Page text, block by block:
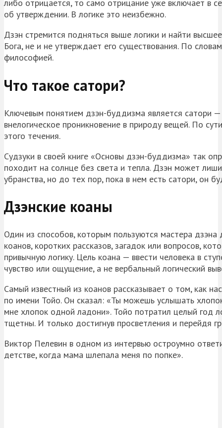
либо отрицается, то само отрицание уже включает в
об утверждении. В логике это неизбежно.
Дзэн стремится подняться выше логики и найти
Бога, не и не утверждает его существования. По
философией.
Что такое сатори?
Ключевым понятием дзэн-буддизма является сатори
внелогическое проникновение в природу вещей. По
этого течения.
Судзуки в своей книге «Основы дзэн-буддизма» так
походит на солнце без света и тепла. Дзэн может
убранства, но до тех пор, пока в нем есть сатори, он
Дзэнские коаны
Один из способов, которым пользуются мастера
коанов, коротких рассказов, загадок или вопросов,
привычную логику. Цель коана — ввести человека в
чувство или ощущение, а не вербальный логический
Самый известный из коанов рассказывает о том, как
по имени Тойо. Он сказал: «Ты можешь услышать
мне хлопок одной ладони». Тойо потратил целый год
тщетны. И только достигнув просветления и перейдя
Виктор Пелевин в одном из интервью остроумно
детстве, когда мама шлепала меня по попке».